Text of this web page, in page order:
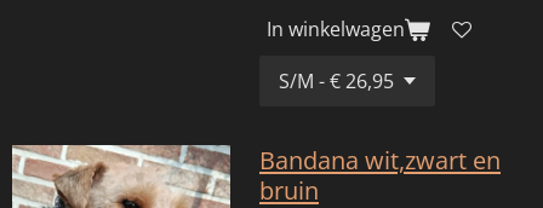
In winkelwagen
Bandana wit,zwart en
bruin